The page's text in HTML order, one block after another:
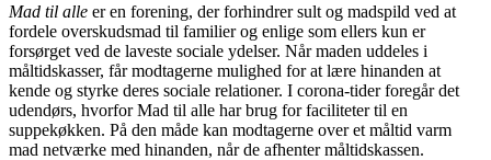
Mad til alle er en forening, der forhindrer sult og madspild ved at
fordele overskudsmad til familier og enlige som ellers kun er
forsørget ved de laveste sociale ydelser. Når maden uddeles i
måltidskasser, får modtagerne mulighed for at lære hinanden at
kende og styrke deres sociale relationer. I corona-tider foregår det
udendørs, hvorfor Mad til alle har brug for faciliteter til en
suppekøkken. På den måde kan modtagerne over et måltid varm
mad netværke med hinanden, når de afhenter måltidskassen.